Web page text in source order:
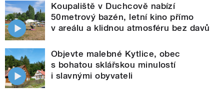
Koupaliště v Duchcově nabízí
50metrový bazén, letní kino přímo
v areálu a klidnou atmosféru bez davů
Objevte malebné Kytlice, obec
s bohatou sklářskou minulostí
i slavnými obyvateli